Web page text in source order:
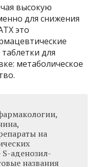
высокую
для снижения
это
для
метаболическое
на
аденозил-
названия